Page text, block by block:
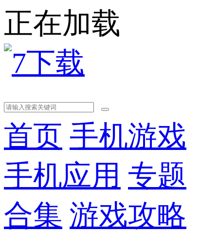
正在加载
首页 手机游戏
手机应用 专题
合集 游戏攻略